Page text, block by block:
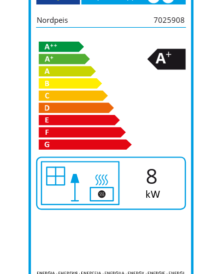
Nordpeis 7025908
8
A+